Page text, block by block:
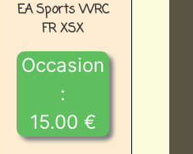
EA Sports WRC
FR XSX
Occasion
:
15.00 €